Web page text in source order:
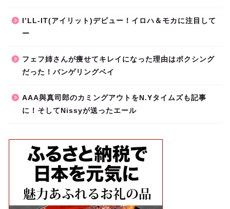
I’LL-IT(アイリット)デビュー！イロハ＆モカに注目して
ー
フェフ姉さんが痩せてキレイになった理由はボクシング
だった！バンゲリングベイ
AAA與真司郎のカミングアウトをN.Yタイムズも記事
に！そしてNissyが送ったエール